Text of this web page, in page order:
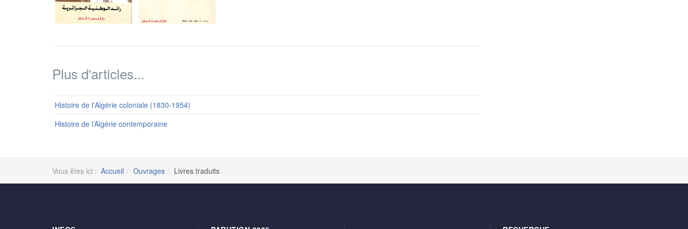
Plus d'articles...
Histoire de l'Algérie coloniale (1830-1954)
Histoire de l’Algérie contemporaine
Vous êtes ici : Accueil Ouvrages Livres traduits